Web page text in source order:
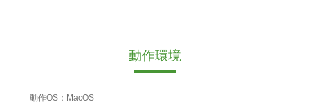
動作環境
動作OS：MacOS